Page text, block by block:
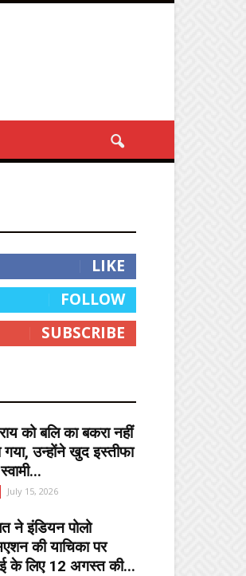
LIKE
FOLLOW
SUBSCRIBE
को बलि का बकरा नहीं
गया, उन्होंने खुद इस्तीफा
July 15, 2026
ने इंडियन पोलो
की याचिका पर
के लिए 12 अगस्त की...